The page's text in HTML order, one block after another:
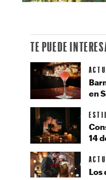
TE PUEDE
en
14
Los